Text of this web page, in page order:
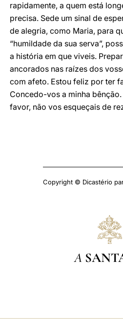
rapidamente, a quem está
precisa. Sede um sinal de
de alegria, como Maria, para
“humildade da sua serva”,
a história em que viveis.
ancorados nas raízes dos
com afeto. Estou feliz por ter
Concedo-vos a minha
favor, não vos esqueçais de
Copyright © Dicastério
A